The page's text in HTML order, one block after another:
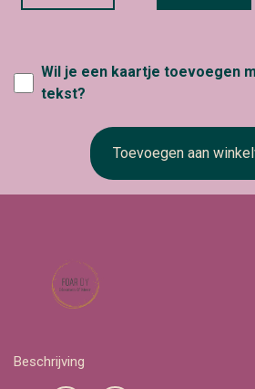
Wil je een kaartje toevoegen
tekst?
Toevoegen aan
Beschrijving